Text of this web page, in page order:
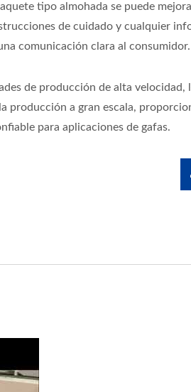
tipo almohada se puede
de cuidado y cualquier
comunicación clara al consumidor.
de producción de alta velocidad,
producción a gran escala,
para aplicaciones de gafas.